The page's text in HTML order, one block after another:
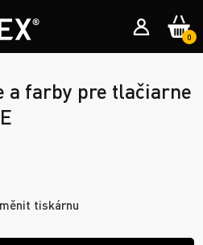
0
a farby pre tlačiarne
tiskárnu